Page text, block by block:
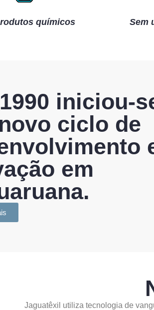
químicos Sem
iniciou-
ciclo de
em
Jaguatêxil utiliza tecnologia de